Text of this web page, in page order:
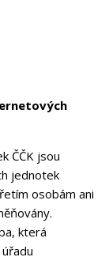
ČČK jsou
jednotek
osobám ani
která